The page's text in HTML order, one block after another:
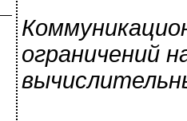
ограничений